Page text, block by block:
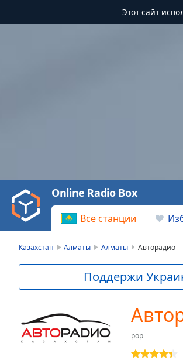
Этот сайт
Video
Play
Backward
Skip
Current
Loaded:
0.00%
Все станции
Online Radio Box
Казахстан Алматы Алматы Авторадио
Поддержи
pop